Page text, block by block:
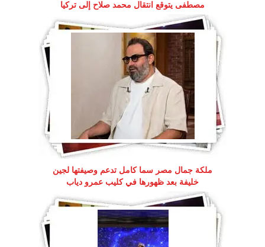
مصطفى يتوقع انتقال محمد صلاح إلى تركيا
ملكة جمال مصر سما كامل تدعم وصيفتها لجين
خليفة بعد ظهورها في كليب عمرو دياب